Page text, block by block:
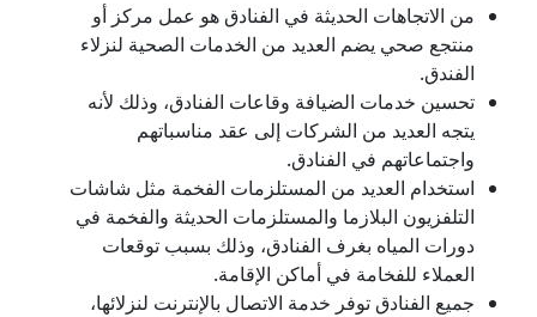
من الاتجاهات الحديثة في الفنادق هو عمل مركز أو
منتجع صحي يضم العديد من الخدمات الصحية لنزلاء
الفندق.
تحسين خدمات الضيافة وقاعات الفنادق، وذلك لأنه
يتجه العديد من الشركات إلى عقد مناسباتهم
واجتماعاتهم في الفنادق.
استخدام العديد من المستلزمات الفخمة مثل شاشات
التلفزيون البلازما والمستلزمات الحديثة والفخمة في
دورات المياه بغرف الفنادق، وذلك بسبب توقعات
العملاء للفخامة في أماكن الإقامة.
جميع الفنادق توفر خدمة الاتصال بالإنترنت لنزلائها،